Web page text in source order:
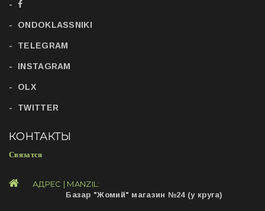
ONDOKLASSNIKI
TELEGRAM
INSTAGRAM
OLX
TWITTER
КОНТАКТЫ
Связатся
АДРЕС | MANZIL:
Базар "Жомий" магазин №24 (у круга)